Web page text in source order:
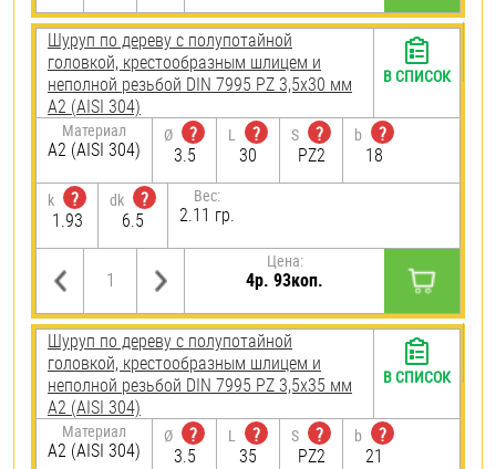
Шуруп по дереву с полупотайной
головкой, крестообразным шлицем и
неполной резьбой DIN 7995 PZ 3,5х30 мм
А2 (AISI 304)
Материал
А2 (AISI 304)
Ø
?
3.5
L
?
30
S
?
PZ2
b
?
18
k
?
1.93
dk
?
6.5
Вес:
2.11 гр.
Цена:
4р. 93коп.
В СПИСОК
Шуруп по дереву с полупотайной
головкой, крестообразным шлицем и
неполной резьбой DIN 7995 PZ 3,5х35 мм
А2 (AISI 304)
Материал
А2 (AISI 304)
Ø
?
3.5
L
?
35
S
?
PZ2
b
?
21
В СПИСОК